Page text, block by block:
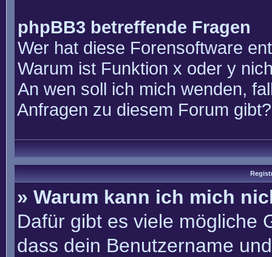
phpBB3 betreffende Fragen
Wer hat diese Forensoftware
Warum ist Funktion x oder y
An wen soll ich mich wenden,
Anfragen zu diesem Forum gibt?
» Warum kann ich mich
Dafür gibt es viele mögliche
dass dein Benutzername